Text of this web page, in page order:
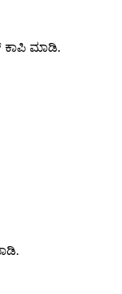
ಮಾಡಿ.